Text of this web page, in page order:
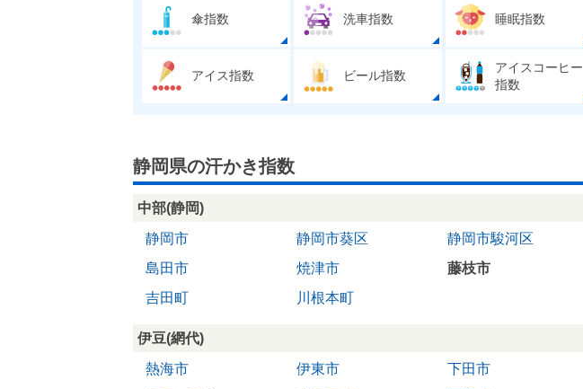
傘指数 洗車指数 睡眠指数
アイス指数 ビール指数
アイスコーヒー
指数
静岡県の汗かき指数
中部(静岡)
静岡市
静岡市葵区 静岡市駿河区
島田市
焼津市 藤枝市
吉田町
川根本町
伊豆(網代)
熱海市
伊東市 下田市